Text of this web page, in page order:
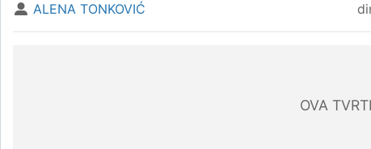
ALENA TONKOVIĆ
OVA